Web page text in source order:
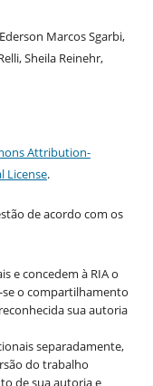
Marcos Sgarbi,
Sheila Reinehr,
Attribution-
License.
de acordo com os
e concedem à RIA o
o compartilhamento
sua autoria
separadamente,
do trabalho
de sua autoria e